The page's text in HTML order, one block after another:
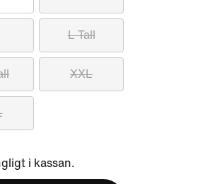
L Tall
XXL
i kassan.